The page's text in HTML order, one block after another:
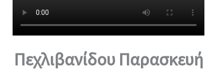
Πεχλιβανίδου Παρασκευή